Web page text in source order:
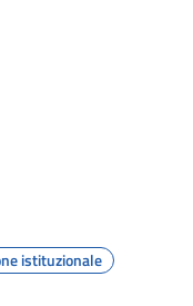
istituzionale